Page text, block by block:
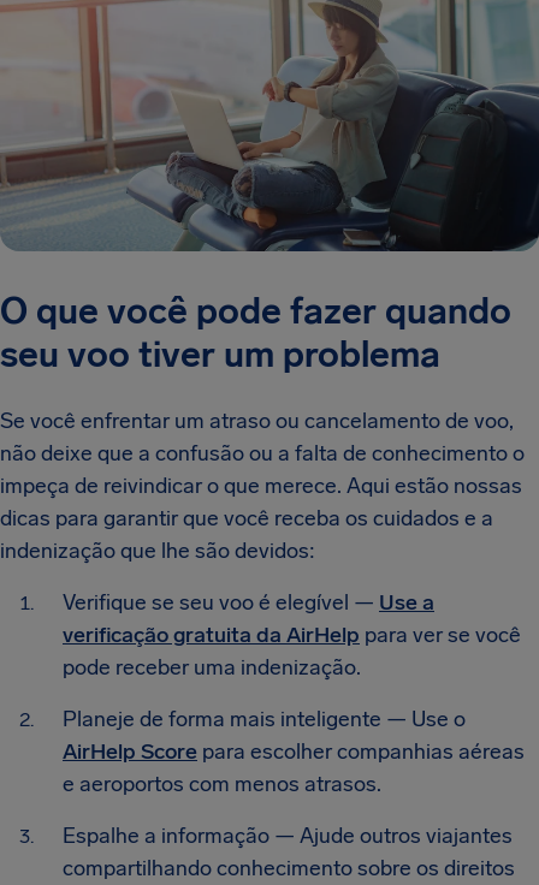
O que você pode fazer quando
seu voo tiver um problema
Se você enfrentar um atraso ou cancelamento de voo,
não deixe que a confusão ou a falta de conhecimento o
impeça de reivindicar o que merece. Aqui estão nossas
dicas para garantir que você receba os cuidados e a
indenização que lhe são devidos:
Verifique se seu voo é elegível — Use a
verificação gratuita da AirHelp para ver se você
pode receber uma indenização.
Planeje de forma mais inteligente — Use o
AirHelp Score para escolher companhias aéreas
e aeroportos com menos atrasos.
Espalhe a informação — Ajude outros viajantes
compartilhando conhecimento sobre os direitos